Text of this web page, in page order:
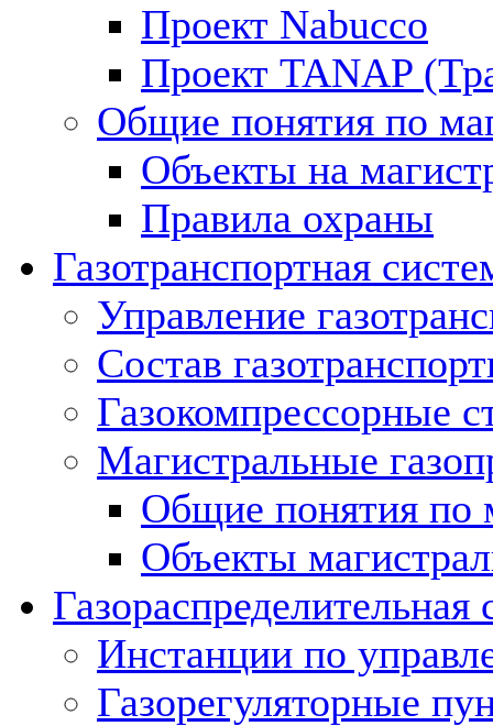
Проект Nabucco
Проект TANAP
Общие понятия по
Объекты на
Правила охраны
Газотранспортная
Управление
Состав
Газокомпрессорные
Магистральные
Общие понятия по
Объекты
Газораспределительная
Инстанции по
Газорегуляторные